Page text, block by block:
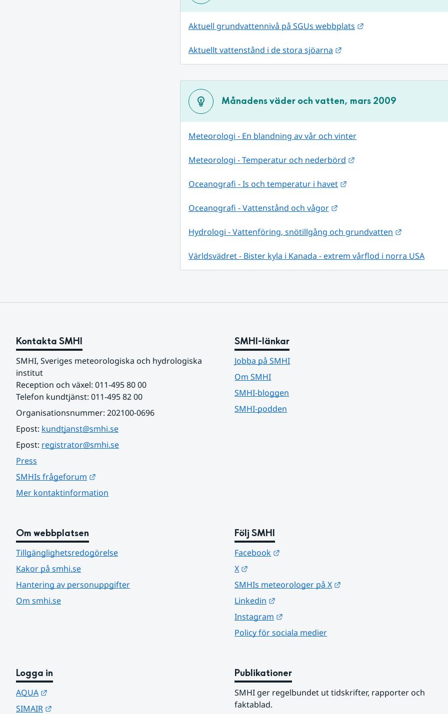
Aktuell grundvattennivå på SGUs webbplats Länk till annan
Aktuellt vattenstånd i de stora sjöarna Länk till annan webbplats.
Månadens väder och vatten, mars 2009
Meteorologi - En blandning av vår och vinter
Meteorologi - Temperatur och nederbörd Länk till annan webbplats.
Oceanografi - Is och temperatur i havet Länk till annan webbplats.
Oceanografi - Vattenstånd och vågor Länk till annan webbplats.
Hydrologi - Vattenföring, snötillgång och grundvatten Länk till
Världsvädret - Bister kyla i Kanada - extrem vårflod i norra USA
Kontakta SMHI
SMHI, Sveriges meteorologiska och hydrologiska
institut
Reception och växel: 011-495 80 00
Telefon kundtjänst: 011-495 82 00
Organisationsnummer: 202100-0696
Epost: kundtjanst@smhi.se
Epost: registrator@smhi.se
Press
SMHIs frågeforum
Mer kontaktinformation
SMHI-länkar
Jobba på SMHI
Om SMHI
SMHI-bloggen
SMHI-podden
Om webbplatsen
Tillgänglighetsredogörelse
Kakor på smhi.se
Hantering av personuppgifter
Om smhi.se
Följ SMHI
Facebook
X
SMHIs meteorologer på X
Linkedin
Instagram
Policy för sociala medier
Logga in
AQUA
SIMAIR
Publikationer
SMHI ger regelbundet ut tidskrifter, rapporter och
faktablad.